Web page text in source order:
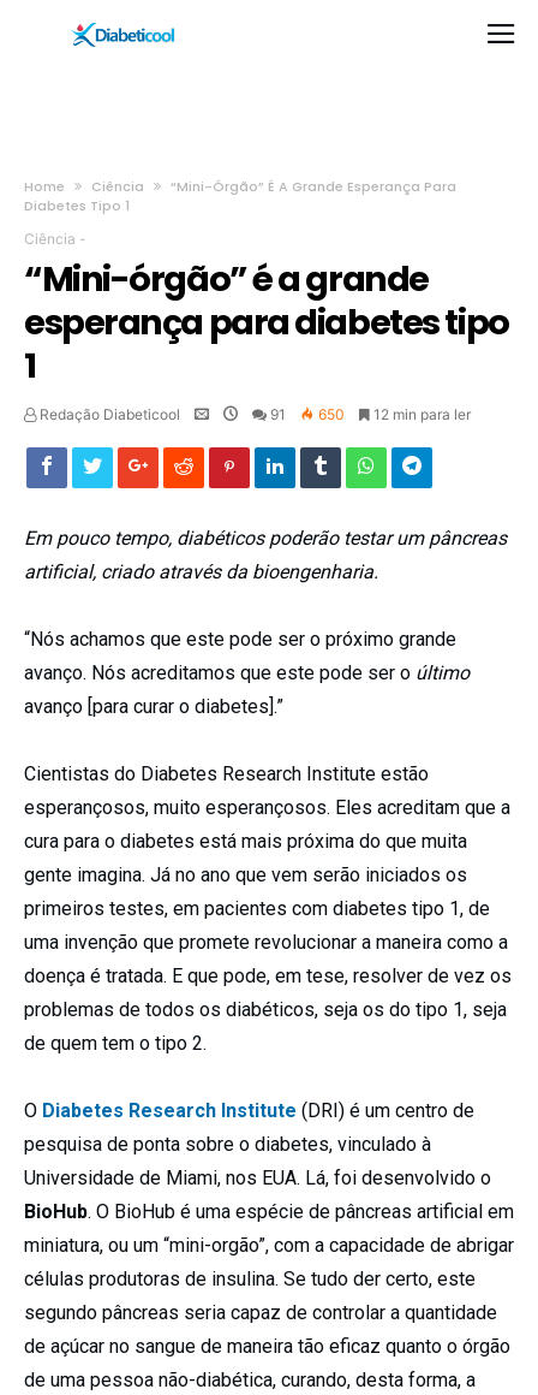
Home Ciência
“Mini-Órgão” É A Grande Esperança Para
Diabetes Tipo 1
Ciência -
“Mini-órgão” é a grande
esperança para diabetes tipo
1
Redação Diabeticool 91 650 12 min para ler
Em pouco tempo, diabéticos poderão testar um pâncreas
artificial, criado através da bioengenharia.
“Nós achamos que este pode ser o próximo grande
avanço. Nós acreditamos que este pode ser o último
avanço [para curar o diabetes].”
Cientistas do Diabetes Research Institute estão
esperançosos, muito esperançosos. Eles acreditam que a
cura para o diabetes está mais próxima do que muita
gente imagina. Já no ano que vem serão iniciados os
primeiros testes, em pacientes com diabetes tipo 1, de
uma invenção que promete revolucionar a maneira como a
doença é tratada. E que pode, em tese, resolver de vez os
problemas de todos os diabéticos, seja os do tipo 1, seja
de quem tem o tipo 2.
O Diabetes Research Institute (DRI) é um centro de
pesquisa de ponta sobre o diabetes, vinculado à
Universidade de Miami, nos EUA. Lá, foi desenvolvido o
BioHub. O BioHub é uma espécie de pâncreas artificial em
miniatura, ou um “mini-orgão”, com a capacidade de abrigar
células produtoras de insulina. Se tudo der certo, este
segundo pâncreas seria capaz de controlar a quantidade
de açúcar no sangue de maneira tão eficaz quanto o órgão
de uma pessoa não-diabética, curando, desta forma, a